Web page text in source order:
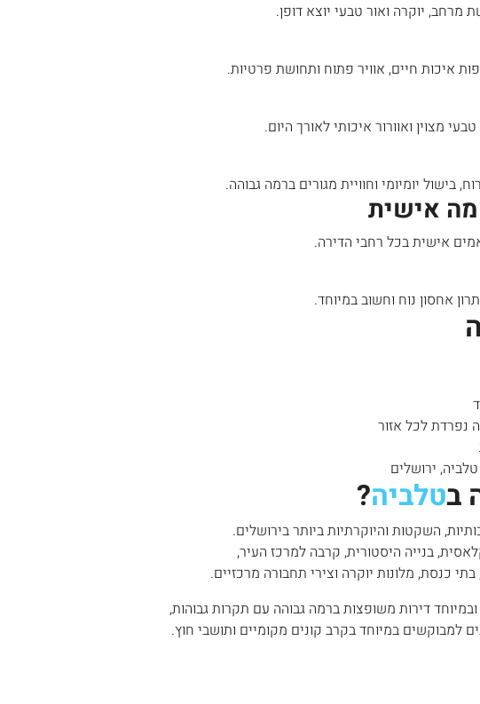
יוקרה ואור טבעי יוצא דופן.
איכות חיים, אוויר פתוח ותחושת פרטיות.
מצוין ואוורור איכותי לאורך היום.
בישול יומיומי וחוויית מגורים ברמה גבוהה.
אישית
אישית בכל רחבי הדירה.
אחסון נוח וחשוב במיוחד.
נפרדת לכל אזור
ירושלים
בטלביה?
השקטות והיוקרתיות ביותר בירושלים.
בנייה היסטורית, קרבה למרכז העיר,
כנסת, מלונות יוקרה וצירי תחבורה מרכזיים.
דירות משופצות ברמה גבוהה עם תקרות גבוהות,
למבוקשים במיוחד בקרב קונים מקומיים ותושבי חוץ.
Ze'ev Jabotinsky Street,
3
165 מ"ר